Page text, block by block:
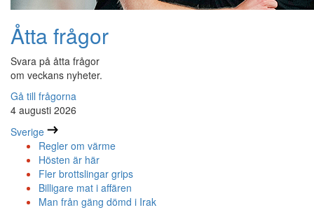
Åtta frågor
Svara på åtta frågor
om veckans nyheter.
Gå till frågorna
4 augusti 2026
Sverige
Regler om värme
Hösten är här
Fler brottslingar grips
Billigare mat i affären
Man från gäng dömd i Irak